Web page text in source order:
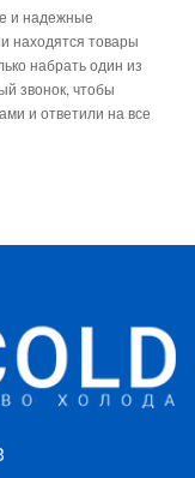
и надежные
находятся товары
набрать один из
звонок, чтобы
и ответили на все